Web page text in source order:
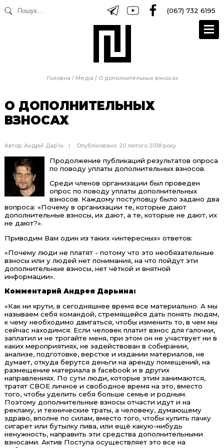
(067) 732 6195
Головна / Медіа / О дополнительных взносах
О ДОПОЛНИТЕЛЬНЫХ
ВЗНОСАХ
Автор: Андрій Дар'їн Опубліковано: 20 лютого 2018 року
Продолжение публикаций результатов опроса
по поводу уплаты дополнительных взносов.
Среди членов организации был проведен
опрос по поводу уплаты дополнительных
взносов. Каждому поступовцу было задано два
вопроса: «Почему в организации те, которые дают
дополнительные взносы, их дают, а те, которые не дают, их
не дают?».
Приводим Вам один из таких ​​«интересных» ответов:
«Почему люди не платят - потому что это необязательные
взносы или у людей нет понимания, на что пойдут эти
дополнительные взносы, нет чёткой и внятной
информации».
Комментарий Андрея Дарьина:
«Как ни крути, в сегодняшнее время все материально. А мы
называем себя командой, стремящейся дать понять людям,
к чему необходимо двигаться, чтобы изменить то, в чем мы
сейчас находимся. Если человек платит взнос для галочки,
заплатил и не трогайте меня, при этом он не участвует ни в
каких мероприятиях, не задействован в собирании,
анализе, подготовке, верстке и издании материалов, не
думает, откуда берутся деньги на аренду помещений, на
размещение материала в facebook и в других
направлениях. По сути люди, которые этим занимаются,
тратят СВОЕ личное и свободное время на это, вместо
того, чтобы уделить себя больше семье и родным.
Поэтому дополнительные взносы отчасти идут и на
рекламу, и технические траты, а человеку, думающему
здраво, вполне по силам, вместо того, чтобы купить пачку
сигарет или бутылку пива, или ещё какую-нибудь
ненужность, направить эти средства дополнительными
взносами. Актив Поступа осуществляет это все на